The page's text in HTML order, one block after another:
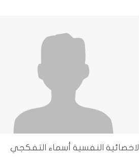
الاخصائية النفسية أسماء التفكجي